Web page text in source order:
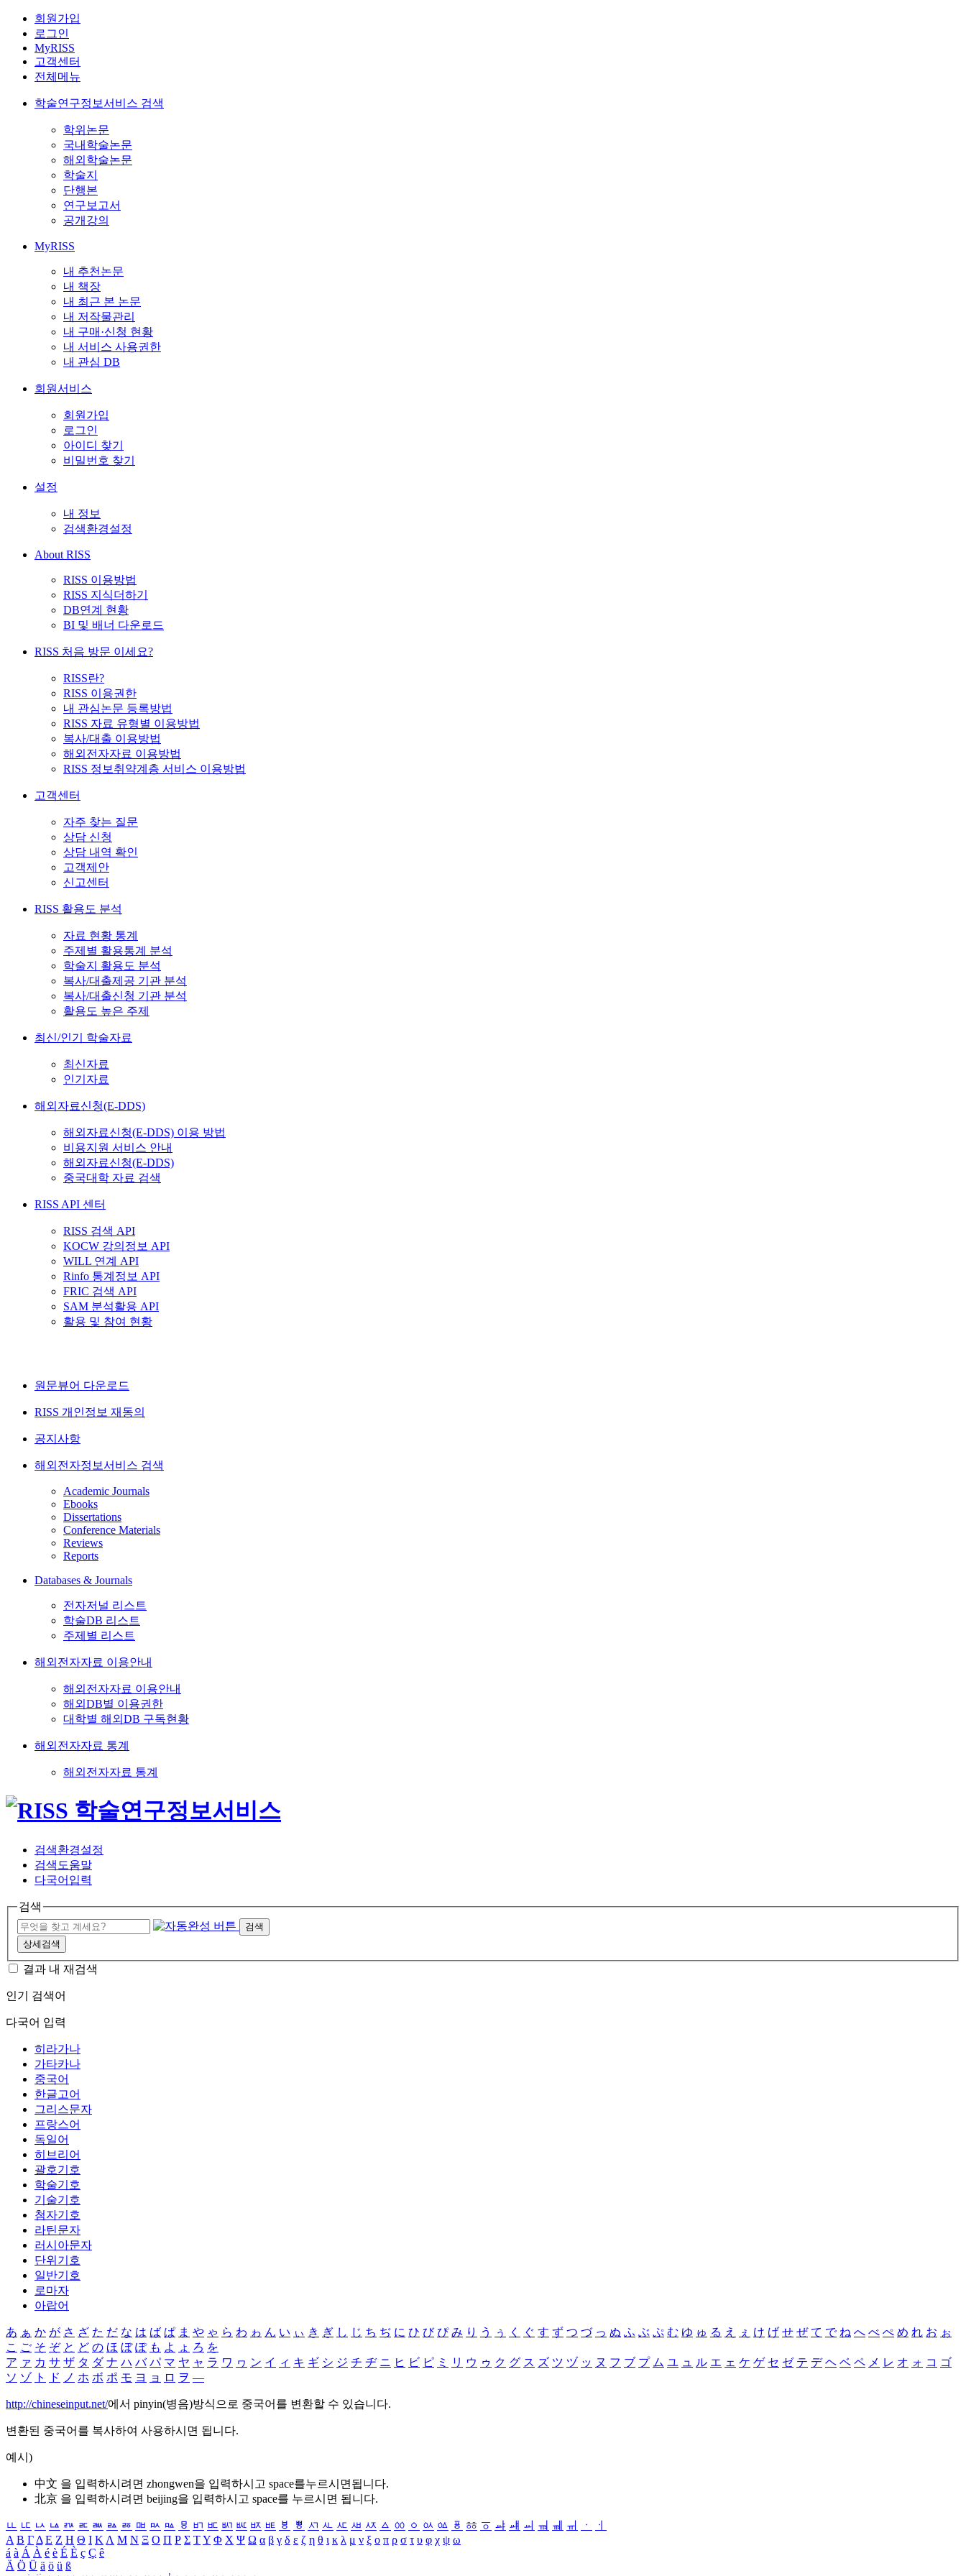
회원가입
로그인
MyRISS
고객센터
전체메뉴
학술연구정보서비스 검색
학위논문
국내학술논문
해외학술논문
학술지
단행본
연구보고서
공개강의
MyRISS
내 추천논문
내 책장
내 최근 본 논문
내 저작물관리
내 구매·신청 현황
내 서비스 사용권한
내 관심 DB
회원서비스
회원가입
로그인
아이디 찾기
비밀번호 찾기
설정
내 정보
검색환경설정
About RISS
RISS 이용방법
RISS 지식더하기
DB연계 현황
BI 및 배너 다운로드
RISS 처음 방문 이세요?
RISS란?
RISS 이용권한
내 관심논문 등록방법
RISS 자료 유형별 이용방법
복사/대출 이용방법
해외전자자료 이용방법
RISS 정보취약계층 서비스 이용방법
고객센터
자주 찾는 질문
상담 신청
상담 내역 확인
고객제안
신고센터
RISS 활용도 분석
자료 현황 통계
주제별 활용통계 분석
학술지 활용도 분석
복사/대출제공 기관 분석
복사/대출신청 기관 분석
활용도 높은 주제
최신/인기 학술자료
최신자료
인기자료
해외자료신청(E-DDS)
해외자료신청(E-DDS) 이용 방법
비용지원 서비스 안내
해외자료신청(E-DDS)
중국대학 자료 검색
RISS API 센터
RISS 검색 API
KOCW 강의정보 API
WILL 연계 API
Rinfo 통계정보 API
FRIC 검색 API
SAM 분석활용 API
활용 및 참여 현황
원문뷰어 다운로드
RISS 개인정보 재동의
공지사항
해외전자정보서비스 검색
Academic Journals
Ebooks
Dissertations
Conference Materials
Reviews
Reports
Databases & Journals
전자저널 리스트
학술DB 리스트
주제별 리스트
해외전자자료 이용안내
해외전자자료 이용안내
해외DB별 이용권한
대학별 해외DB 구독현황
해외전자자료 통계
해외전자자료 통계
검색환경설정
검색도움말
다국어입력
검색
검색
상세검색
결과 내 재검색
인기 검색어
다국어 입력
히라가나
가타카나
중국어
한글고어
그리스문자
프랑스어
독일어
히브리어
괄호기호
학술기호
기술기호
첨자기호
라틴문자
러시아문자
단위기호
일반기호
로마자
아랍어
あ ぁ か が さ ざ た だ な は ば ぱ ま や ゃ ら わ ゎ ん い ぃ き ぎ し じ ち ぢ に ひ び ぴ み り う ぅ く ぐ す ず つ づ っ ぬ ふ ぶ ぷ む ゆ ゅ る え ぇ け げ せ ぜ て で ね へ べ ぺ め れ お ぉ
こ ご そ ぞ と ど の ほ ぼ ぽ も よ ょ ろ を
ア ァ カ サ ザ タ ダ ナ ハ バ パ マ ヤ ャ ラ ワ ヮ ン イ ィ キ ギ シ ジ チ ヂ ニ ヒ ビ ピ ミ リ ウ ゥ ク グ ス ズ ツ ヅ ッ ヌ フ ブ プ ム ユ ュ ル エ ェ ケ ゲ セ ゼ テ デ ヘ ベ ペ メ レ オ ォ コ ゴ
ソ ゾ ト ド ノ ホ ボ ポ モ ヨ ョ ロ ヲ ―
http://chineseinput.net/에서 pinyin(병음)방식으로 중국어를 변환할 수 있습니다.
변환된 중국어를 복사하여 사용하시면 됩니다.
예시)
中文 을 입력하시려면 zhongwen을 입력하시고 space를누르시면됩니다.
北京 을 입력하시려면 beijing을 입력하시고 space를 누르시면 됩니다.
ㅥ ㅦ ㅧ ㅨ ㅩ ㅪ ㅫ ㅬ ㅭ ㅮ ㅯ ㅰ ㅱ ㅲ ㅳ ㅴ ㅵ ㅶ ㅷ ㅸ ㅹ ㅺ ㅻ ㅼ ㅽ ㅾ ㅿ ㆀ ㆁ ㆂ ㆃ ㆄ ㆅ ㆆ ㆇ ㆈ ㆉ ㆊ ㆋ ㆌ ㆍ
ㆎ
Α Β ΓΔ Ε Ζ Η Θ Ι ΚΛ Μ Ν Ξ Ο Π Ρ Σ ΤΥ Φ Χ Ψ Ω α β γ δ ε ζ η θ ι κ λ μ ν ξ ο π ρ σ τ υ φ χ ψ ω
á à Á À é è É È ç Ç ê
Ä Ö Ü ä ö ü ß